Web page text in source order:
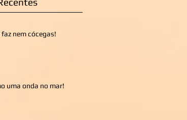
faz nem cócegas!
uma onda no mar!